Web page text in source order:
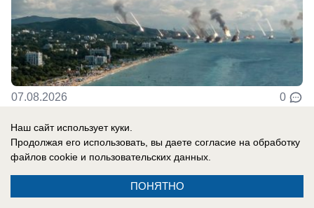
07.08.2026 0
В России
СВО новости: украинцы платят за
«похищения» с учений, Трамп отказал
Украине в ракетах Patriot, боевики ВСУ
Наш сайт использует куки.
Продолжая его использовать, вы даете согласие на обработку
файлов cookie и пользовательских данных.
ПОНЯТНО